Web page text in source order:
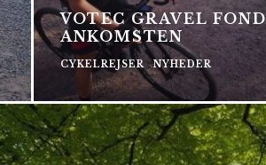
VOTEC GRAVEL
ANKOMSTEN
CYKELREJSER NYHEDER